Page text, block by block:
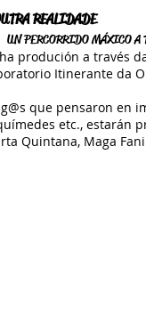
REALIDADE
UN PERCORRIDO MÁXICO A
produción a
Itinerante da
que pensaron en
etc., estarán
Quintana, Maga